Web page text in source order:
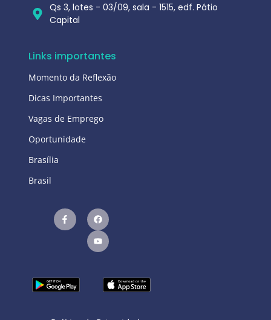
Qs 3, lotes - 03/09, sala - 1515, edf. Pátio
Capital
Links importantes
Momento da Reflexão
Dicas Importantes
Vagas de Emprego
Oportunidade
Brasília
Brasil